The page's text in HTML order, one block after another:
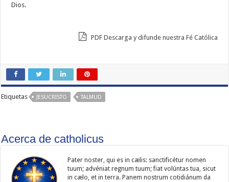
Dios.
PDF Descarga y difunde nuestra Fé Católica
Etiquetas JESUCRISTO TALMUD
Acerca de catholicus
Pater noster, qui es in cælis: sanc­ti­ficétur nomen
tuum; advéniat regnum tuum; fiat volúntas tua, sicut
in cælo, et in terra. Panem nostrum cotidiánum da